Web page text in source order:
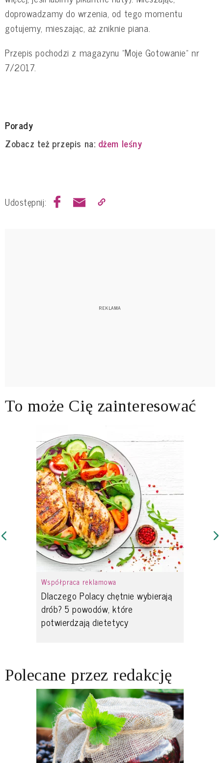
doprowadzamy do wrzenia, od tego momentu
gotujemy, mieszając, aż zniknie piana.
Przepis pochodzi z magazynu "Moje Gotowanie" nr
7/2017.
Porady
Zobacz też przepis na: dżem leśny
Udostępnij:
To może Cię zainteresować
Współpraca reklamowa
Dlaczego Polacy chętnie wybierają
drób? 5 powodów, które
potwierdzają dietetycy
Polecane przez redakcję